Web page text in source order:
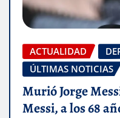
ACTUALIDAD
ÚLTIMAS NOTICIAS
Murió Jorge
Messi, a los 68